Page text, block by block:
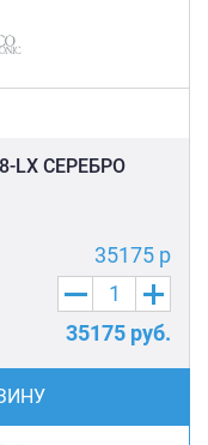
LX СЕРЕБРО
35175 р
35175 руб.